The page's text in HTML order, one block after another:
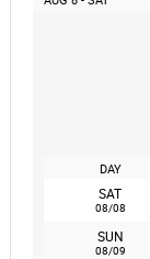
DAY
SAT
08/08
SUN
08/09